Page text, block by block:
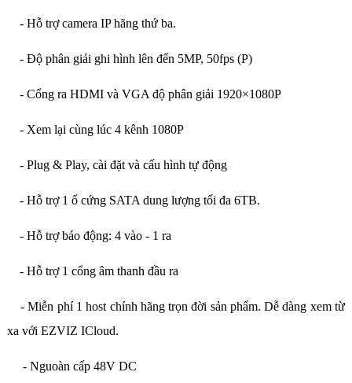
- Hỗ trợ camera IP hãng thứ ba.
- Độ phân giải ghi hình lên đến 5MP, 50fps (P)
- Cổng ra HDMI và VGA độ phân giải 1920×1080P
- Xem lại cùng lúc 4 kênh 1080P
- Plug & Play, cài đặt và cấu hình tự động
- Hỗ trợ 1 ổ cứng SATA dung lượng tối đa 6TB.
- Hỗ trợ báo động: 4 vào - 1 ra
- Hỗ trợ 1 cổng âm thanh đầu ra
- Miễn phí 1 host chính hãng trọn đời sản phẩm. Dễ dàng xem từ
xa với EZVIZ ICloud.
- Nguoàn cấp 48V DC